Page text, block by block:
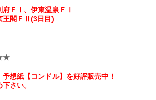
Ⅰ、伊東温泉ＦⅠ
閣ＦⅡ(3日目)
予想紙【コンドル】を好評販売中！
さい。